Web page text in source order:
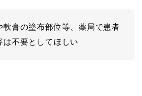
軟膏の塗布部位等、薬局で患者
は不要としてほしい